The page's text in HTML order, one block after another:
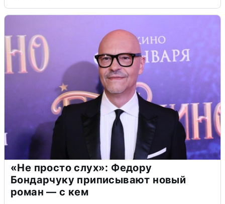
«Не просто слух»: Федору
Бондарчуку приписывают новый
роман — с кем